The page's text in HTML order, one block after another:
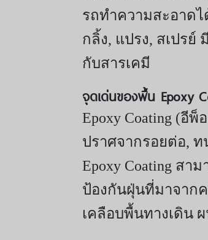
รถทำความสะอาดไ
กลิ้ง, แปรง, สเปรย์
กับสารเคมี
จุดเด่นของพื้น Epoxy
Epoxy Coating (อี
ปราศจากรอยต่อ,
Epoxy Coating สา
ป้องกันฝุ่นที่มาจาก
เคลือบพื้นทางเดิน